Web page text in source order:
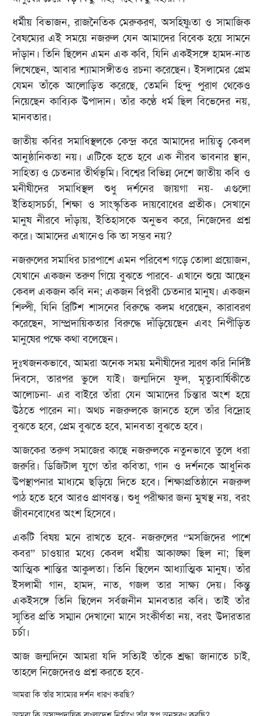
ধর্মীয় বিভাজন, রাজনৈতিক মেরুকরণ, অসহিষ্ণুতা ও সামাজিক
বৈষম্যের এই সময়ে নজরুল যেন আমাদের বিবেক হয়ে সামনে
দাঁড়ান। তিনি ছিলেন এমন এক কবি, যিনি একইসঙ্গে হামদ-নাত
লিখেছেন, আবার শ্যামাসঙ্গীতও রচনা করেছেন। ইসলামের প্রেম
যেমন তাঁকে আলোড়িত করেছে, তেমনি হিন্দু পুরাণ থেকেও
নিয়েছেন কাব্যিক উপাদান। তাঁর কণ্ঠে ধর্ম ছিল বিভেদের নয়,
মানবতার।
জাতীয় কবির সমাধিস্থলকে কেন্দ্র করে আমাদের দায়িত্ব কেবল
আনুষ্ঠানিকতা নয়। এটিকে হতে হবে এক নীরব ভাবনার স্থান,
সাহিত্য ও চেতনার তীর্থভূমি। বিশ্বের বিভিন্ন দেশে জাতীয় কবি ও
মনীষীদের সমাধিস্থল শুধু দর্শনের জায়গা নয়- এগুলো
ইতিহাসচর্চা, শিক্ষা ও সাংস্কৃতিক দায়বোধের প্রতীক। সেখানে
মানুষ নীরবে দাঁড়ায়, ইতিহাসকে অনুভব করে, নিজেদের প্রশ্ন
করে। আমাদের এখানেও কি তা সম্ভব নয়?
নজরুলের সমাধির চারপাশে এমন পরিবেশ গড়ে তোলা প্রয়োজন,
যেখানে একজন তরুণ গিয়ে বুঝতে পারবে- এখানে শুয়ে আছেন
কেবল একজন কবি নন; একজন বিপ্লবী চেতনার মানুষ। একজন
শিল্পী, যিনি ব্রিটিশ শাসনের বিরুদ্ধে কলম ধরেছেন, কারাবরণ
করেছেন, সাম্প্রদায়িকতার বিরুদ্ধে দাঁড়িয়েছেন এবং নিপীড়িত
মানুষের পক্ষে কথা বলেছেন।
দুঃখজনকভাবে, আমরা অনেক সময় মনীষীদের স্মরণ করি নির্দিষ্ট
দিবসে, তারপর ভুলে যাই। জন্মদিনে ফুল, মৃত্যুবার্ষিকীতে
আলোচনা- এর বাইরে তাঁরা যেন আমাদের চিন্তার অংশ হয়ে
উঠতে পারেন না। অথচ নজরুলকে জানতে হলে তাঁর বিদ্রোহ
বুঝতে হবে, প্রেম বুঝতে হবে, মানবতা বুঝতে হবে।
আজকের তরুণ সমাজের কাছে নজরুলকে নতুনভাবে তুলে ধরা
জরুরি। ডিজিটাল যুগে তাঁর কবিতা, গান ও দর্শনকে আধুনিক
উপস্থাপনার মাধ্যমে ছড়িয়ে দিতে হবে। শিক্ষাপ্রতিষ্ঠানে নজরুল
পাঠ হতে হবে আরও প্রাণবন্ত। শুধু পরীক্ষার জন্য মুখস্থ নয়, বরং
জীবনবোধের অংশ হিসেবে।
একটি বিষয় মনে রাখতে হবে- নজরুলের “মসজিদের পাশে
কবর” চাওয়ার মধ্যে কেবল ধর্মীয় আকাঙ্ক্ষা ছিল না; ছিল
আত্মিক শান্তির আকুলতা। তিনি ছিলেন আধ্যাত্মিক মানুষ। তাঁর
ইসলামী গান, হামদ, নাত, গজল তার সাক্ষ্য দেয়। কিন্তু
একইসঙ্গে তিনি ছিলেন সর্বজনীন মানবতার কবি। তাই তাঁর
স্মৃতির প্রতি সম্মান দেখানো মানে সংকীর্ণতা নয়, বরং উদারতার
চর্চা।
আজ জন্মদিনে আমরা যদি সত্যিই তাঁকে শ্রদ্ধা জানাতে চাই,
তাহলে নিজেদেরও প্রশ্ন করতে হবে-
আমরা কি তাঁর সাম্যের দর্শন ধারণ করছি?